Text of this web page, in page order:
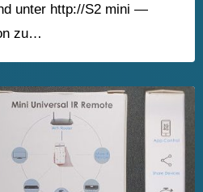
unter http://S2 mini —
zu…